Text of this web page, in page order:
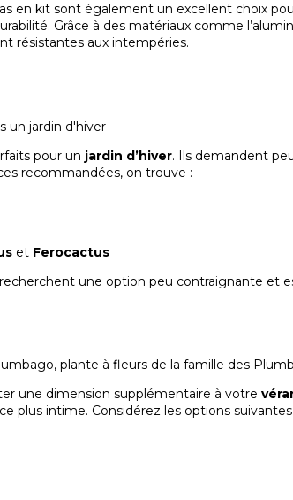
en kit sont également un excellent choix
Grâce à des matériaux comme
résistantes aux intempéries.
pour un jardin d’hiver. Ils demandent
recommandées, on trouve :
et Ferocactus
une option peu contraignante et
une dimension supplémentaire à votre
plus intime. Considérez les options suivantes